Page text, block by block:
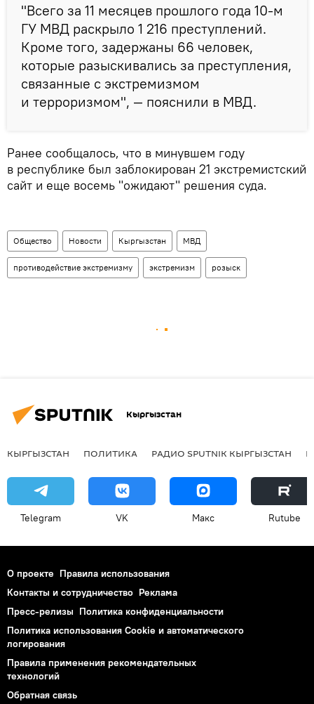
"Всего за 11 месяцев прошлого года 10-м
ГУ МВД раскрыло 1 216 преступлений.
Кроме того, задержаны 66 человек,
которые разыскивались за преступления,
связанные с экстремизмом
и терроризмом", — пояснили в МВД.
Ранее сообщалось, что в минувшем году
в республике был заблокирован 21 экстремистский
сайт и еще восемь "ожидают" решения суда.
Общество Новости Кыргызстан МВД
противодействие экстремизму экстремизм розыск
Кыргызстан
КЫРГЫЗСТАН ПОЛИТИКА РАДИО SPUTNIK КЫРГЫЗСТАН
Telegram VK Макс Rutube
О проекте Правила использования
Контакты и сотрудничество Реклама
Пресс-релизы Политика конфиденциальности
Политика использования Cookie и автоматического
логирования
Правила применения рекомендательных
технологий
Обратная связь